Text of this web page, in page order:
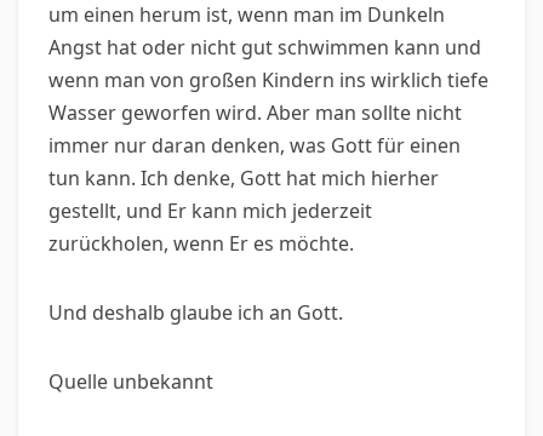
um einen herum ist, wenn man im Dunkeln
Angst hat oder nicht gut schwimmen kann und
wenn man von großen Kindern ins wirklich tiefe
Wasser geworfen wird. Aber man sollte nicht
immer nur daran denken, was Gott für einen
tun kann. Ich denke, Gott hat mich hierher
gestellt, und Er kann mich jederzeit
zurückholen, wenn Er es möchte.
Und deshalb glaube ich an Gott.
Quelle unbekannt